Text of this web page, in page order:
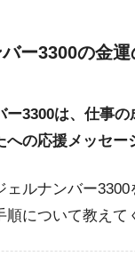
ー3300の金
3300は、仕事の
の応援メッセー
ェルナンバー
順について教えて